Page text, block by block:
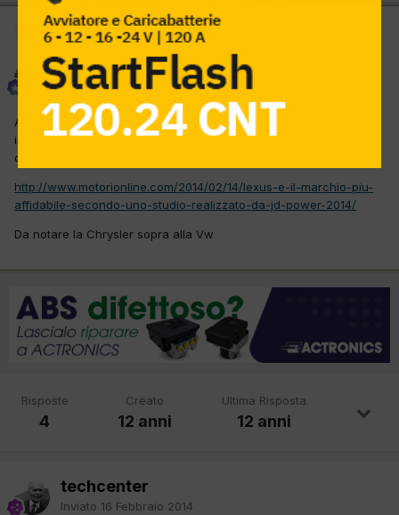
Moderatore
autobas
Inviato14 Febbraio 2014
Al link trovate la graduatoria problemi fatta in Usa da agenzia
indipendente. Quando i tedeschi non truccano i risultati l'esito è
quello del link
http://www.motorionline.com/2014/02/14/lexus-e-il-marchio-piu-
affidabile-secondo-uno-studio-realizzato-da-jd-power-2014/
Da notare la Chrysler sopra alla Vw
Risposte
4
Creato
12 anni
Ultima Risposta
12 anni
techcenter
Inviato 16 Febbraio 2014